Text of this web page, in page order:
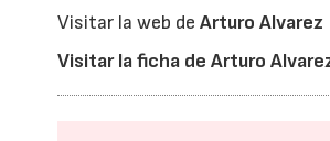
Visitar la web deArturo Alvarez
Visitar la ficha de Arturo